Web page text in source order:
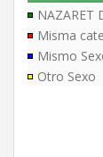
NAZARET
Misma
Mismo
Otro Sexo